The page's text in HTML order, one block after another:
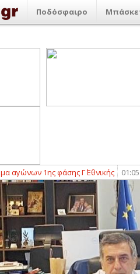
Ποδόσφαιρο
1ης φάσης Γ΄ Εθνικής 01:05 - Το